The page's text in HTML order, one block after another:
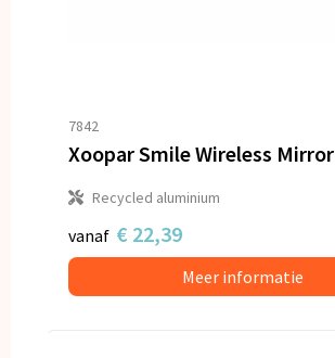
7842
Recycled aluminium
vanaf € 22,39
Meer informatie